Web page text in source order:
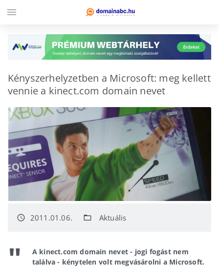
Kényszerhelyzetben a Microsoft: meg kellett
vennie a kinect.com domain nevet
access_time 2011.01.06. folder_open Aktuális
A kinect.com domain nevet - jogi fogást nem
találva - kénytelen volt megvásárolni a Microsoft.
menu